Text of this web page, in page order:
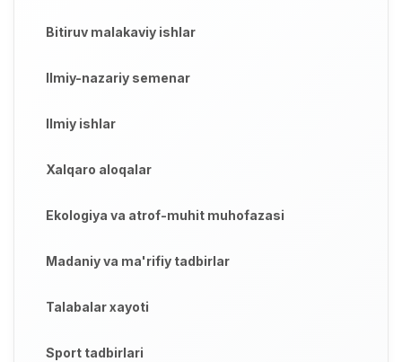
Bitiruv malakaviy ishlar
Ilmiy-nazariy semenar
Ilmiy ishlar
Xalqaro aloqalar
Ekologiya va atrof-muhit muhofazasi
Madaniy va ma'rifiy tadbirlar
Talabalar xayoti
Sport tadbirlari